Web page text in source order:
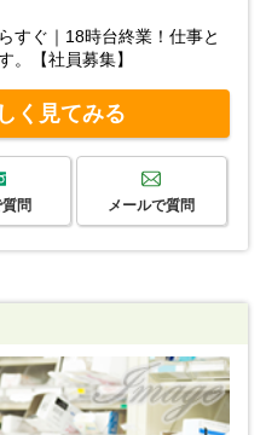
すぐ｜18時台終業！仕事と
。【社員募集】
く見てみる
問 メールで質問